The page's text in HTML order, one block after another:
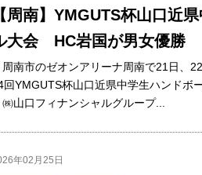
周南】YMGUTS杯山口近
大会 HC岩国が男女優勝
南市のゼオンアリーナ周南で21日、
回YMGUTS杯山口近県中学生ハンドボ
山口フィナンシャルグループ...
年02月25日